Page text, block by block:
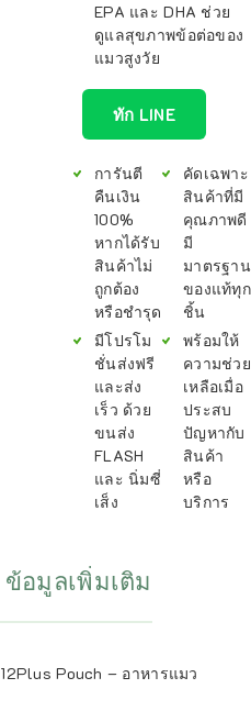
EPA และ DHA ช่วย
ดูแลสุขภาพข้อต่อของ
แมวสูงวัย
ทัก LINE
การันตี
คืนเงิน
100%
หากได้รับ
สินค้าไม่
ถูกต้อง
หรือชำรุด
มีโปรโม
ชั่นส่งฟรี
และส่ง
เร็ว ด้วย
ขนส่ง
FLASH
และ นิ่มซี่
เส็ง
คัดเฉพาะ
สินค้าที่มี
คุณภาพดี
มี
มาตรฐาน
ของแท้ทุก
ชิ้น
พร้อมให้
ความช่วย
เหลือเมื่อ
ประสบ
ปัญหากับ
สินค้า
หรือ
บริการ
ข้อมูลเพิ่มเติม
Pouch – อาหารแมว